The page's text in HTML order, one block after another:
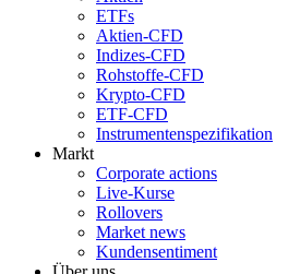
ETFs
Aktien-CFD
Indizes-CFD
Rohstoffe-CFD
Krypto-CFD
ETF-CFD
Instrumentenspezifikation
Markt
Corporate actions
Live-Kurse
Rollovers
Market news
Kundensentiment